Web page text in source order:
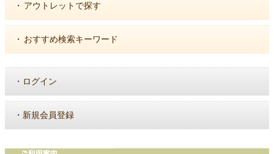
・ アウトレットで探す
・ おすすめ検索キーワード
・ ログイン
・ 新規会員登録